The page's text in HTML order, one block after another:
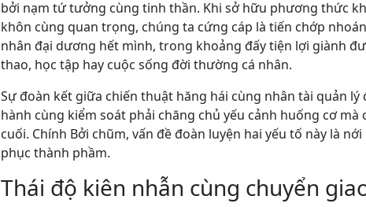
bởi nạm tứ tưởng cùng tinh thần. Khi sở hữu phương thức
khôn cùng quan trọng, chúng ta cứng cáp là tiến chớp
nhân đại dương hết mình, trong khoảng đấy tiện lợi giành
thao, học tập hay cuộc sống đời thường cá nhân.
Sự đoàn kết giữa chiến thuật hăng hái cùng nhân tài quản
hành cùng kiểm soát phải chăng chủ yếu cảnh huống cơ
cuối. Chính Bởi chũm, vấn đề đoàn luyện hai yếu tố này là
phục thành phầm.
Thái độ kiên nhẫn cùng chuyển